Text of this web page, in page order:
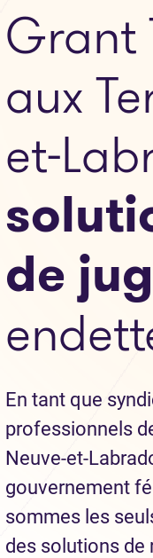
Grant
aux
et-
de
En tant que
professionnels
Neuve-et-
gouvernement
sommes les
des solutions de